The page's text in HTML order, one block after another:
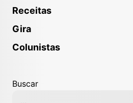
Receitas
Gira
Colunistas
Buscar